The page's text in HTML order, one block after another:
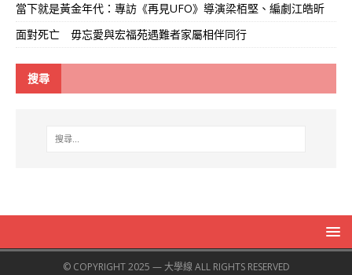
當下就是黃金年代：專訪《再見UFO》導演梁栢堅、編劇江皓昕
面對死亡 毋忘愛與宏福苑遇難者家屬相伴同行
搜尋
© COPYRIGHT 2025 — 大學線 ALL RIGHTS RESERVED